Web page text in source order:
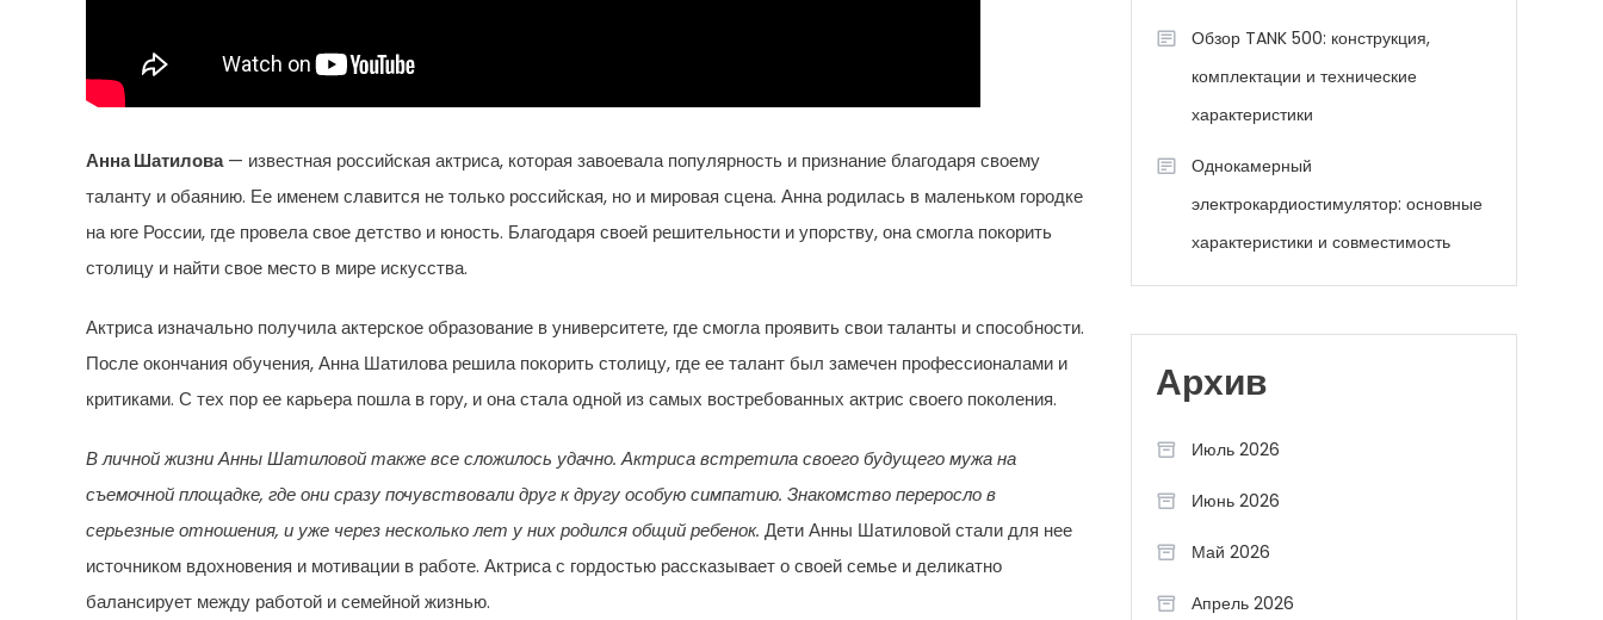
Анна Шатилова— известная российская актриса, которая завоевала популярность и признание благодаря своему
таланту и обаянию. Ее именем славится не только российская, но и мировая сцена. Анна родилась в маленьком городке
на юге России, где провела свое детство и юность. Благодаря своей решительности и упорству, она смогла покорить
столицу и найти свое место в мире искусства.
Актриса изначально получила актерское образование в университете, где смогла проявить свои таланты и способности.
После окончания обучения, Анна Шатилова решила покорить столицу, где ее талант был замечен профессионалами и
критиками. С тех пор ее карьера пошла в гору, и она стала одной из самых востребованных актрис своего поколения.
В личной жизни Анны Шатиловой также все сложилось удачно. Актриса встретила своего будущего мужа на
съемочной площадке, где они сразу почувствовали друг к другу особую симпатию. Знакомство переросло в
серьезные отношения, и уже через несколько лет у них родился общий ребенок. Дети Анны Шатиловой стали для нее
источником вдохновения и мотивации в работе. Актриса с гордостью рассказывает о своей семье и деликатно
балансирует между работой и семейной жизнью.
Обзор TANK 500: конструкция,
комплектации и технические
характеристики
Однокамерный
электрокардиостимулятор: основные
характеристики и совместимость
Архив
Июль 2026
Июнь 2026
Май 2026
Апрель 2026